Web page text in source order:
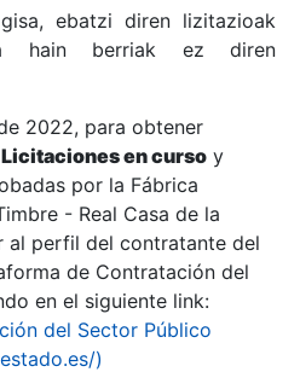
ebatzi diren lizitazioak
hain berriak ez diren
2022, para obtener
Licitaciones en curso y
por la Fábrica
- Real Casa de la
al perfil del contratante del
de Contratación del
en el siguiente link:
del Sector Público
)